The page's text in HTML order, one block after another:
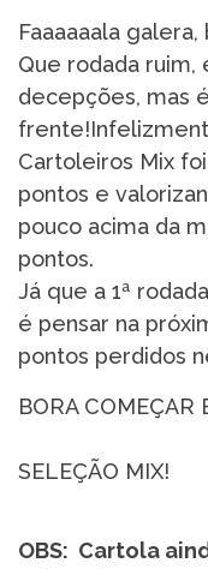
Faaaaaala
Que rodada ruim,
decepções, mas
Cartoleiros Mix
pontos e
pouco acima da
pontos.
Já que a 1ª
é pensar na
pontos perdidos
BORA COMEÇAR
SELEÇÃO MIX!
OBS: Cartola